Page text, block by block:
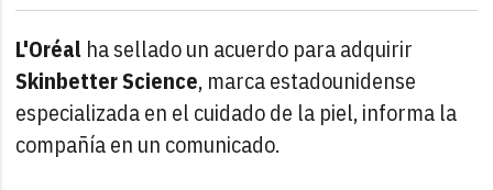
L'Oréal ha sellado un acuerdo para adquirir
Skinbetter Science, marca estadounidense
especializada en el cuidado de la piel, informa la
compañía en un comunicado.